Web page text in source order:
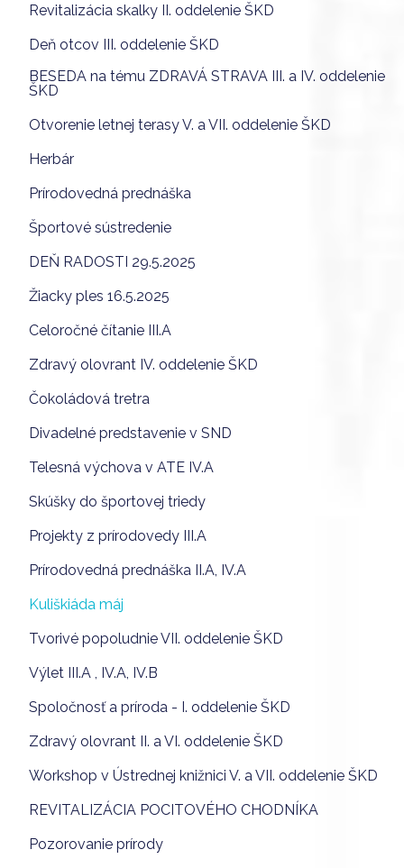
Revitalizácia skalky II. oddelenie ŠKD
Deň otcov III. oddelenie ŠKD
BESEDA na tému ZDRAVÁ STRAVA III. a IV. oddelenie
ŠKD
Otvorenie letnej terasy V. a VII. oddelenie ŠKD
Herbár
Prírodovedná prednáška
Športové sústredenie
DEŇ RADOSTI 29.5.2025
Žiacky ples 16.5.2025
Celoročné čítanie III.A
Zdravý olovrant IV. oddelenie ŠKD
Čokoládová tretra
Divadelné predstavenie v SND
Telesná výchova v ATE IV.A
Skúšky do športovej triedy
Projekty z prírodovedy III.A
Prírodovedná prednáška II.A, IV.A
Kuliškiáda máj
Tvorivé popoludnie VII. oddelenie ŠKD
Výlet III.A , IV.A, IV.B
Spoločnosť a príroda - I. oddelenie ŠKD
Zdravý olovrant II. a VI. oddelenie ŠKD
Workshop v Ústrednej knižnici V. a VII. oddelenie ŠKD
REVITALIZÁCIA POCITOVÉHO CHODNÍKA
Pozorovanie prírody